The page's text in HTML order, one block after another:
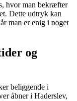
hvor man bekræfter
Dette udtryk kan
man er enig i noget
og
beliggende i
åbner i Haderslev,